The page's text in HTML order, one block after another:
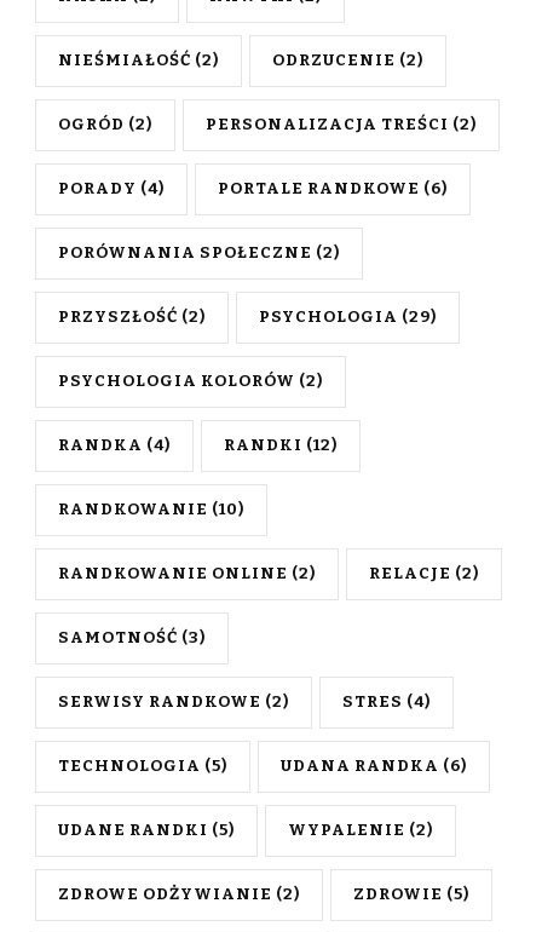
NIEŚMIAŁOŚĆ (2) ODRZUCENIE (2)
OGRÓD (2) PERSONALIZACJA TREŚCI (2)
PORADY (4) PORTALE RANDKOWE (6)
PORÓWNANIA SPOŁECZNE (2)
PRZYSZŁOŚĆ (2) PSYCHOLOGIA (29)
PSYCHOLOGIA KOLORÓW (2)
RANDKA (4) RANDKI (12)
RANDKOWANIE (10)
RANDKOWANIE ONLINE (2) RELACJE (2)
SAMOTNOŚĆ (3)
SERWISY RANDKOWE (2) STRES (4)
TECHNOLOGIA (5) UDANA RANDKA (6)
UDANE RANDKI (5) WYPALENIE (2)
ZDROWE ODŻYWIANIE (2) ZDROWIE (5)